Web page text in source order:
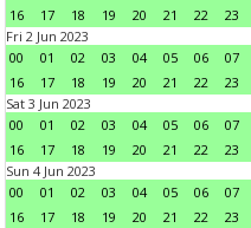
16
17 18 19 20 21 22
23
Fri 2 Jun 2023
00
01 02 03 04 05 06 07
16
17 18 19 20 21 22
23
Sat 3 Jun 2023
00
01 02 03 04 05 06 07
16
17 18 19 20 21 22
23
Sun 4 Jun 2023
00
01 02 03 04 05 06 07
16
17 18 19 20 21 22
23